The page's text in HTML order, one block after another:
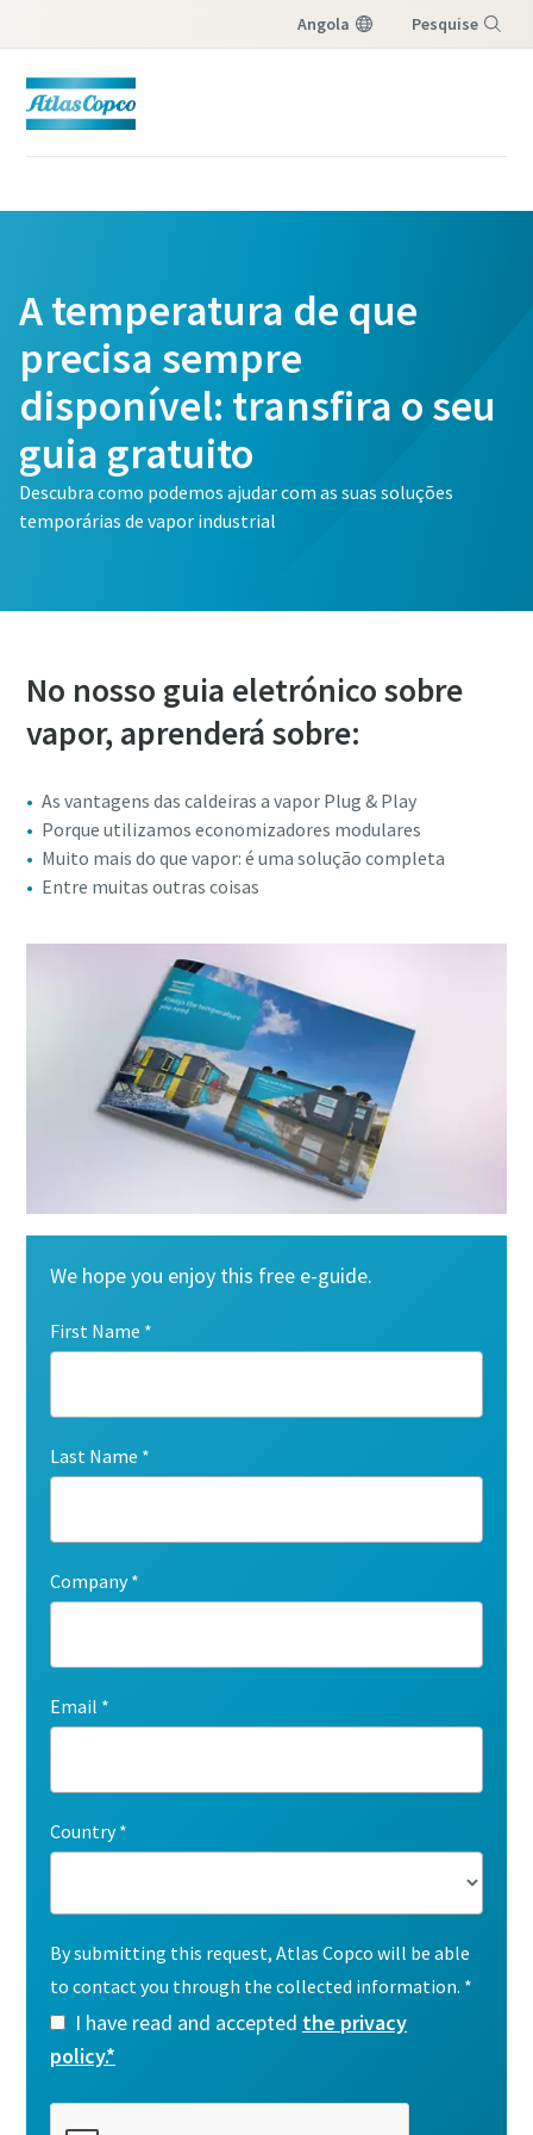
Angola Pesquise
A temperatura de que
precisa sempre
disponível: transfira o seu
guia gratuito
Descubra como podemos ajudar com as suas soluções
temporárias de vapor industrial
No nosso guia eletrónico sobre
vapor, aprenderá sobre:
As vantagens das caldeiras a vapor Plug & Play
Porque utilizamos economizadores modulares
Muito mais do que vapor: é uma solução completa
Entre muitas outras coisas